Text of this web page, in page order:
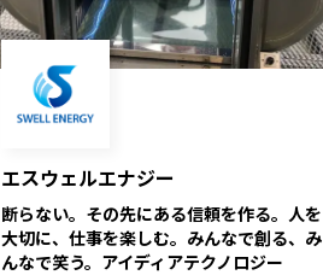
エスウェルエナジー
断らない。その先にある信頼を作る。人を
大切に、仕事を楽しむ。みんなで創る、み
んなで笑う。アイディアテクノロジー